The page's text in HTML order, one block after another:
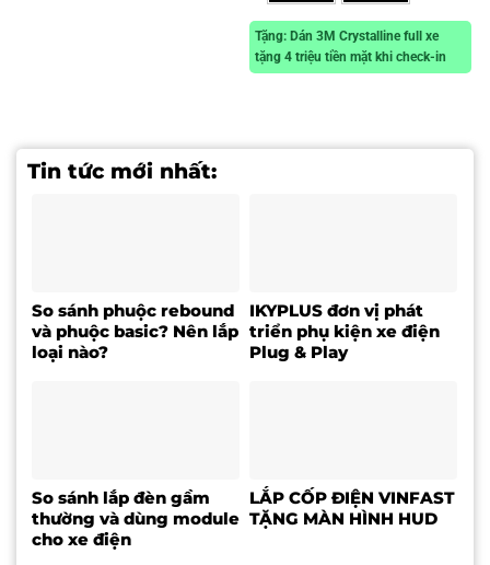
Tặng: Dán 3M Crystalline full xe
tặng 4 triệu tiền mặt khi check-in
Tin tức mới nhất:
So sánh phuộc rebound
và phuộc basic? Nên lắp
loại nào?
IKYPLUS đơn vị phát
triển phụ kiện xe điện
Plug & Play
So sánh lắp đèn gầm
thường và dùng module
cho xe điện
LẮP CỐP ĐIỆN VINFAST
TẶNG MÀN HÌNH HUD